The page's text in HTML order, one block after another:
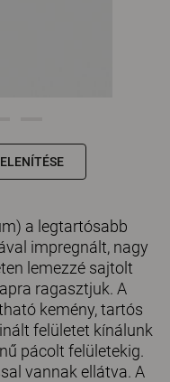
a legtartósabb
impregnált, nagy
lemezzé sajtolt
ragasztjuk. A
kemény, tartós
felületet kínálunk
pácolt felületekig.
vannak ellátva. A